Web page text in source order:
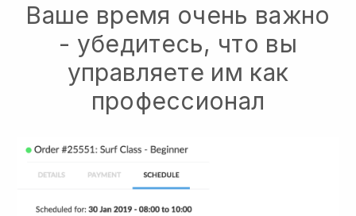
Ваше время очень важно
- убедитесь, что вы
управляете им как
профессионал